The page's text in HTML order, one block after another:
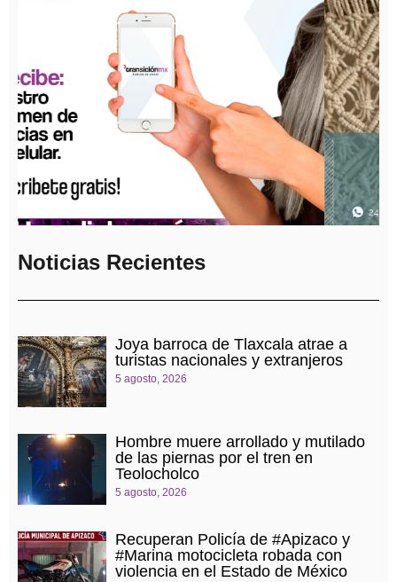
Noticias Recientes
Joya barroca de Tlaxcala atrae a
turistas nacionales y extranjeros
5 agosto, 2026
Hombre muere arrollado y mutilado
de las piernas por el tren en
Teolocholco
5 agosto, 2026
Recuperan Policía de #Apizaco y
#Marina motocicleta robada con
violencia en el Estado de México